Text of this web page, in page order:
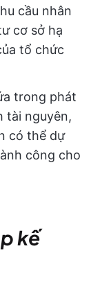
cầu nhân
cơ sở hạ
tổ chức
trong phát
tài nguyên,
có thể dự
công cho
kế